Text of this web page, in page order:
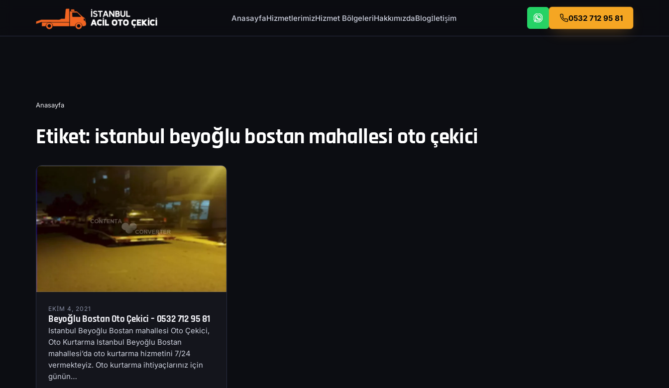
AnasayfaHizmetlerimizHizmet BölgeleriHakkımızdaBlogİletişim 0532 712 95 81
Anasayfa
Etiket: istanbul beyoğlu bostan mahallesi oto çekici
EKIM 4, 2021
Beyoğlu Bostan Oto Çekici – 0532 712 95 81
Istanbul Beyoğlu Bostan mahallesi Oto Çekici,
Oto Kurtarma Istanbul Beyoğlu Bostan
mahallesi’da oto kurtarma hizmetini 7/24
vermekteyiz. Oto kurtarma ihtiyaçlarınız için
günün…